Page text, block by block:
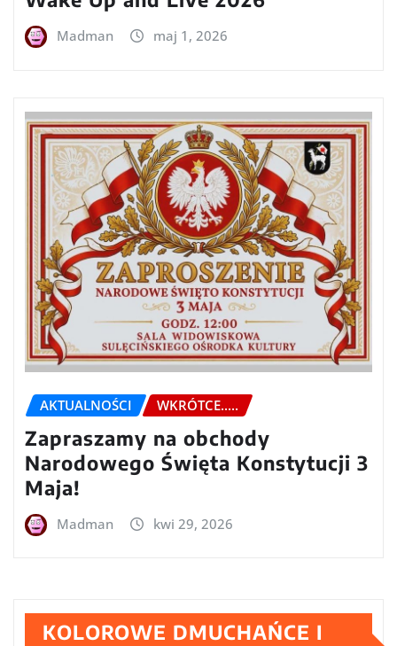
Madman maj 1, 2026
AKTUALNOŚCI WKRÓTCE.....
Zapraszamy na obchody
Narodowego Święta Konstytucji 3
Maja!
Madman kwi 29, 2026
KOLOROWE DMUCHAŃCE I